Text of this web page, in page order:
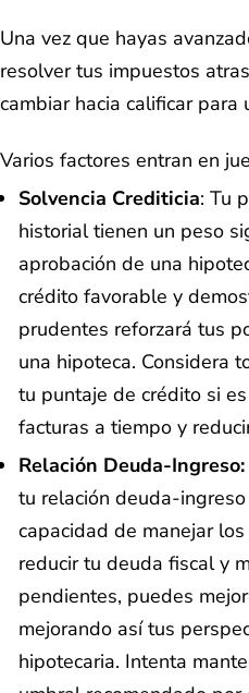
Una vez que hayas
resolver tus impuestos
cambiar hacia calificar para
Varios factores entran en
Solvencia Crediticia: Tu
historial tienen un peso
aprobación de una
crédito favorable y
prudentes reforzará tus
una hipoteca. Considera
tu puntaje de crédito si
facturas a tiempo y
Relación Deuda-Ingreso:
tu relación deuda-
capacidad de manejar
reducir tu deuda fiscal y
pendientes, puedes
mejorando así tus
hipotecaria. Intenta